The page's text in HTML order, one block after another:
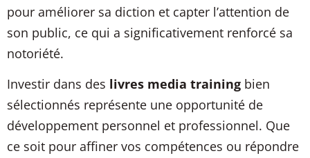
pour améliorer sa diction et capter l’attention de
son public, ce qui a significativement renforcé sa
notoriété.
Investir dans des livres media training bien
sélectionnés représente une opportunité de
développement personnel et professionnel. Que
ce soit pour affiner vos compétences ou répondre